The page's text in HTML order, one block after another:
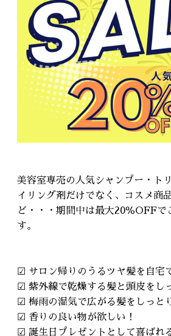
美容室専売の人気シャンプー・ト
イリング剤だけでなく、コスメ商
ど・・・期間中は最大20％OFFで
す。
☑ サロン帰りのうるツヤ髪を自宅
☑ 紫外線で乾燥する髪と頭皮をし
☑ 梅雨の湿気で広がる髪をしっと
☑ 香りの良い物が欲しい！
☑ 誕生日プレゼントとして喜ばれ